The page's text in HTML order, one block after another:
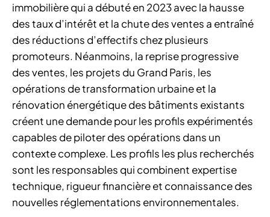
immobilière qui a débuté en 2023 avec la hausse
des taux d’intérêt et la chute des ventes a entraîné
des réductions d’effectifs chez plusieurs
promoteurs. Néanmoins, la reprise progressive
des ventes, les projets du Grand Paris, les
opérations de transformation urbaine et la
rénovation énergétique des bâtiments existants
créent une demande pour les profils expérimentés
capables de piloter des opérations dans un
contexte complexe. Les profils les plus recherchés
sont les responsables qui combinent expertise
technique, rigueur financière et connaissance des
nouvelles réglementations environnementales.